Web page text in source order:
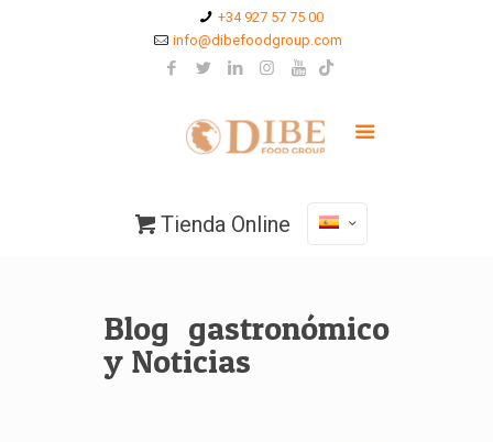
+34 927 57 75 00
info@dibefoodgroup.com
Tienda Online
Blog gastronómico
y Noticias